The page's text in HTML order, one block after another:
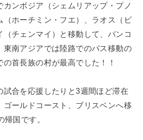
カンボジア（シェムリアップ・プノ
（ホーチミン・フエ）、ラオス（ビ
（チェンマイ）と移動して、バンコ
東南アジアでは陸路でのバス移動の
首長族の村が最高でした！！
試合を応援したりと3週間ほど滞在
ゴールドコースト、ブリスベンへ移
国です。